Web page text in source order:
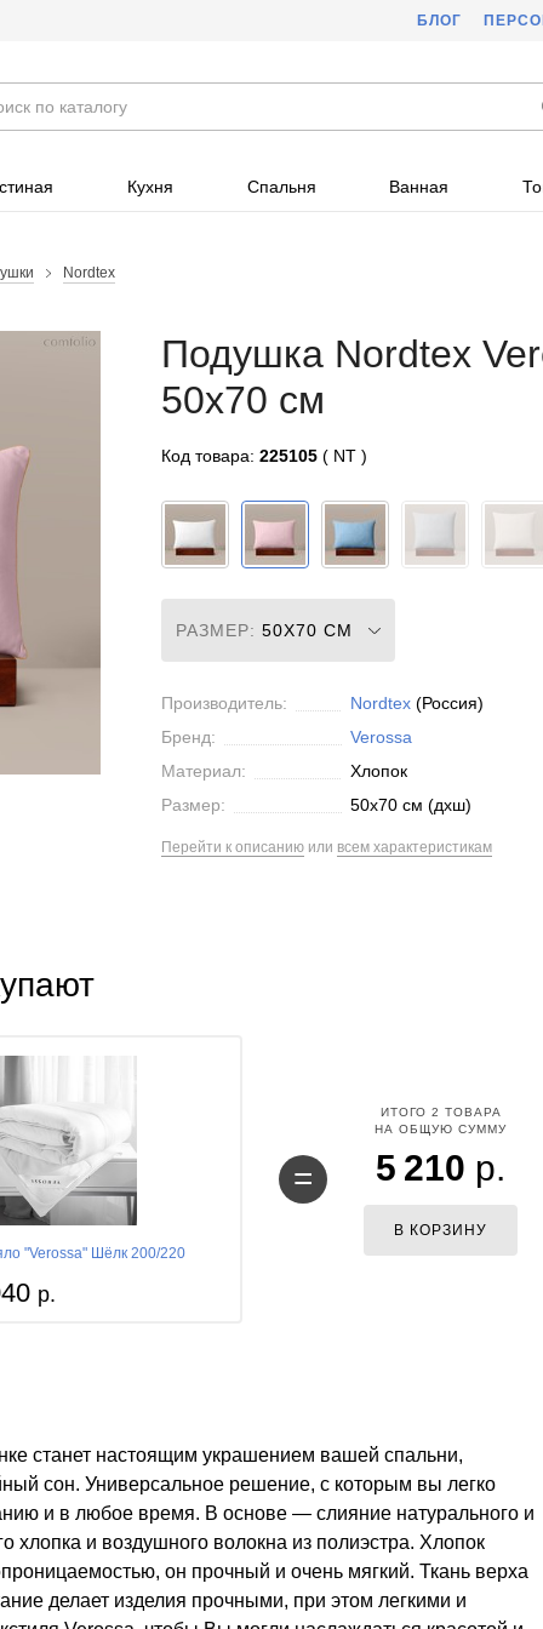
БЛОГ
Кухня Спальня Ванная
Nordtex
Подушка Nordtex
50x70 см
Код товара: 225105 ( NT )
РАЗМЕР: 50X70 СМ
Производитель: Nordtex(Россия)
Бренд:
Verossa
Материал:
Хлопок
Размер:
50x70 см (дxш)
Перейти к описаниюили всем характеристикам
"Verossa" Шёлк 200/220
р.
=
ИТОГО 2 ТОВАРА
НА ОБЩУЮ СУММУ
5 210 р.
В КОРЗИНУ
станет настоящим украшением вашей спальни,
сон. Универсальное решение, с которым вы легко
и в любое время. В основе — слияние натурального и
хлопка и воздушного волокна из полиэстра. Хлопок
он прочный и очень мягкий. Ткань верха
делает изделия прочными, при этом легкими и